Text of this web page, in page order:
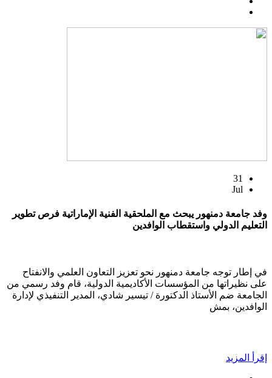
31
Jul
وفد جامعة دمنهور يبحث مع الملحقية الفنية الإماراتية فرص تطوير
التعليم الدولي واستقطاب الوافدين
في إطار توجه جامعة دمنهور نحو تعزيز التعاون العلمي والانفتاح
على نظيراتها من المؤسسات الأكاديمية الدولية، قام وفد رسمي من
الجامعة ضم الأستاذ الدكتورة / تيسير شادي، المدير التنفيذي لإدارة
الوافدين، بمش
إقرأ المزيد